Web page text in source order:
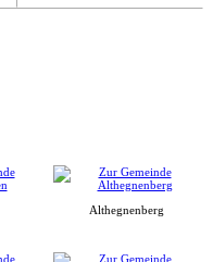
Althegnenberg